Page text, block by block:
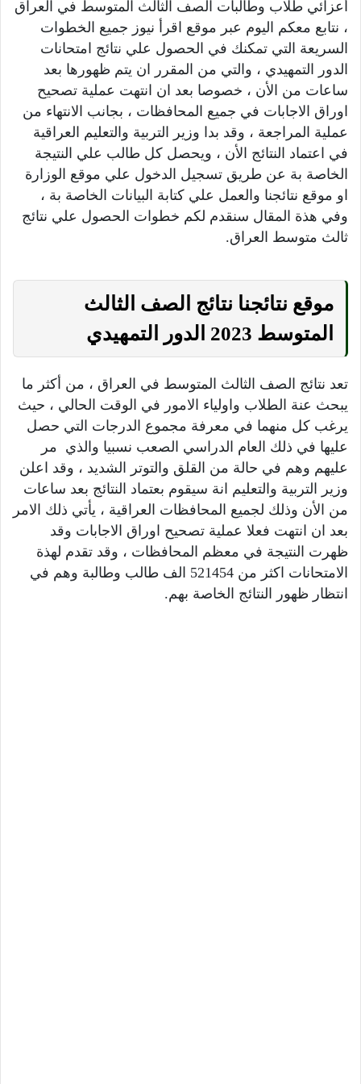
أعزائي طلاب وطالبات الصف الثالث المتوسط في العراق
، نتابع معكم اليوم عبر موقع اقرأ نيوز جميع الخطوات
السريعة التي تمكنك في الحصول علي نتائج امتحانات
الدور التمهيدي ، والتي من المقرر ان يتم ظهورها بعد
ساعات من الأن ، خصوصا بعد ان انتهت عملية تصحيح
اوراق الاجابات في جميع المحافظات ، بجانب الانتهاء من
عملية المراجعة ، وقد بدا وزير التربية والتعليم العراقية
في اعتماد النتائج الأن ، ويحصل كل طالب علي النتيجة
الخاصة بة عن طريق تسجيل الدخول علي موقع الوزارة
او موقع نتائجنا والعمل علي كتابة البيانات الخاصة بة ،
وفي هذة المقال سنقدم لكم خطوات الحصول علي نتائج
ثالث متوسط العراق.
موقع نتائجنا نتائج الصف الثالث
المتوسط 2023 الدور التمهيدي
تعد نتائج الصف الثالث المتوسط في العراق ، من أكثر ما
يبحث عنة الطلاب واولياء الامور في الوقت الحالي ، حيث
يرغب كل منهما في معرفة مجموع الدرجات التي حصل
عليها في ذلك العام الدراسي الصعب نسبيا والذي مر
عليهم وهم في حالة من القلق والتوتر الشديد ، وقد اعلن
وزير التربية والتعليم انة سيقوم بعتماد النتائج بعد ساعات
من الأن وذلك لجميع المحافظات العراقية ، يأتي ذلك الامر
بعد ان انتهت فعلا عملية تصحيح اوراق الاجابات وقد
ظهرت النتيجة في معظم المحافظات ، وقد تقدم لهذة
الامتحانات اكثر من 521454 الف طالب وطالبة وهم في
انتظار ظهور النتائج الخاصة بهم.